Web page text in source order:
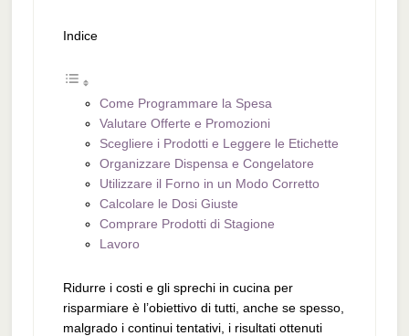
Indice
Come Programmare la Spesa
Valutare Offerte e Promozioni
Scegliere i Prodotti e Leggere le Etichette
Organizzare Dispensa e Congelatore
Utilizzare il Forno in un Modo Corretto
Calcolare le Dosi Giuste
Comprare Prodotti di Stagione
Lavoro
Ridurre i costi e gli sprechi in cucina per
risparmiare è l’obiettivo di tutti, anche se spesso,
malgrado i continui tentativi, i risultati ottenuti